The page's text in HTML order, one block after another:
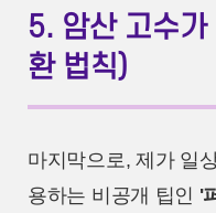
5. 암산 고수
환 법칙)
마지막으로, 제가 일
용하는 비공개 팁인 '